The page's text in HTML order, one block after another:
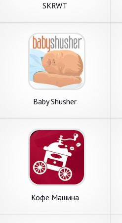
SKRWT
Baby Shusher
Кофе Машина